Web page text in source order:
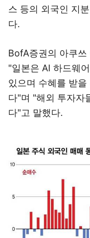
스 등의 외국인 지
다.
BofA증권의 아쿠
"일본은 AI 하드웨
있으며 수혜를 받
다"며 "해외 투자자
다"고 말했다.